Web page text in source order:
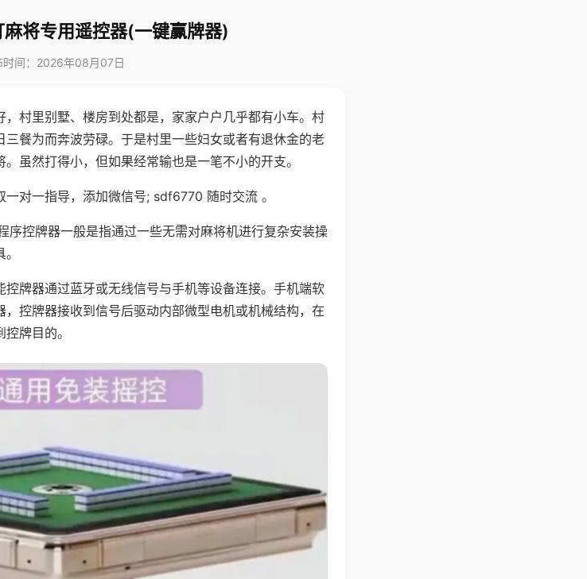
将专用遥控器(一键赢牌器)
时间：2026年08月07日
村里别墅、楼房到处都是，家家户户几乎都有小车。村
餐为而奔波劳碌。于是村里一些妇女或者有退休金的老
虽然打得小，但如果经常输也是一笔不小的开支。
对一指导，添加微信号; sdf6770 随时交流 。
序控牌器一般是指通过一些无需对麻将机进行复杂安装操
牌器通过蓝牙或无线信号与手机等设备连接。手机端软
控牌器接收到信号后驱动内部微型电机或机械结构，在
牌目的。